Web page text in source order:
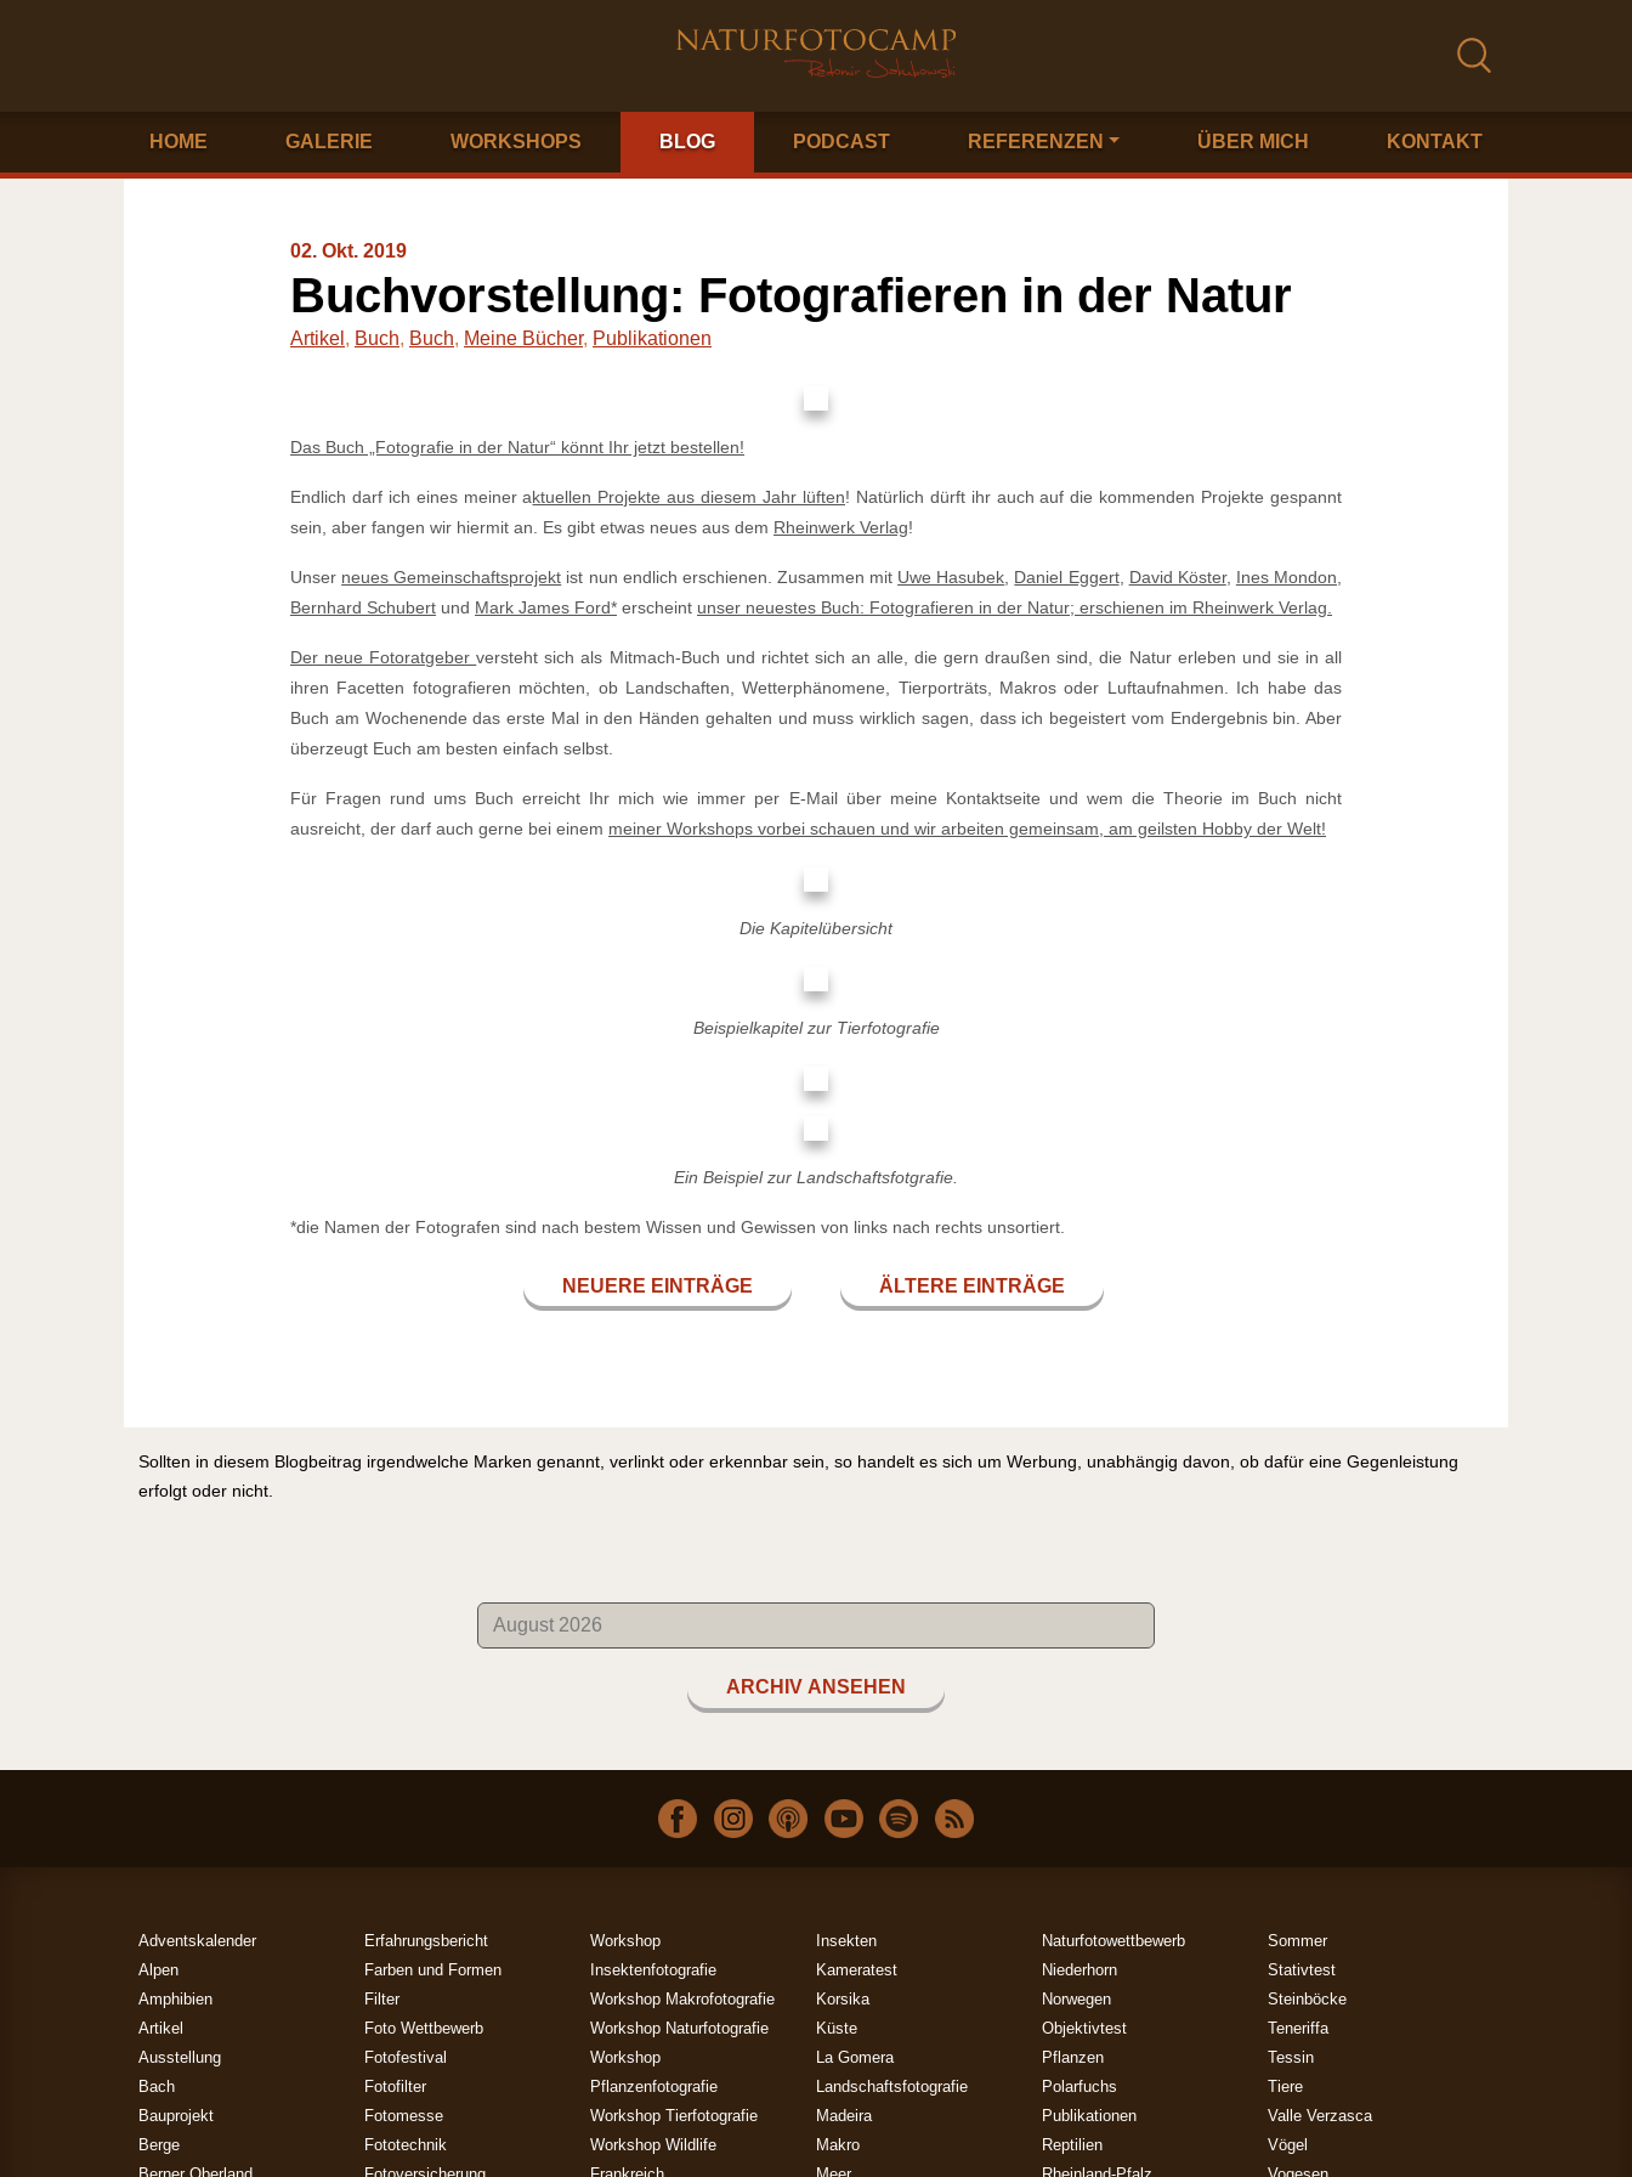
HOME GALERIE WORKSHOPS BLOG PODCAST REFERENZEN ÜBER MICH KONTAKT
02. Okt. 2019
Buchvorstellung: Fotografieren in der Natur
Artikel , Buch, Buch, Meine Bücher, Publikationen
Das Buch „Fotografie in der Natur“ könnt Ihr jetzt bestellen!
Endlich darf ich eines meiner aktuellen Projekte aus diesem Jahr lüften! Natürlich dürft ihr auch auf die kommenden Projekte gespannt
sein, aber fangen wir hiermit an. Es gibt etwas neues aus dem Rheinwerk Verlag!
Unser neues Gemeinschaftsprojekt ist nun endlich erschienen. Zusammen mit Uwe Hasubek Daniel Eggert, David Köster, Ines Mondon
Bernhard Schubert und Mark James Ford* erscheint unser neuestes Buch: Fotografieren in der Natur; erschienen im Rheinwerk Verlag.
Der neue Fotoratgeberversteht sich als Mitmach-Buch und richtet sich an alle, die gern draußen sind, die Natur erleben und sie in all
ihren Facetten fotografieren möchten, ob Landschaften, Wetterphänomene, Tierporträts, Makros oder Luftaufnahmen. Ich habe das
Buch am Wochenende das erste Mal in den Händen gehalten und muss wirklich sagen, dass ich begeistert vom Endergebnis bin. Aber
überzeugt Euch am besten einfach selbst.
Für Fragen rund ums Buch erreicht Ihr mich wie immer per E-Mail über meine Kontaktseite und wem die Theorie im Buch nicht
ausreicht, der darf auch gerne bei einem meiner Workshops vorbei schauen und wir arbeiten gemeinsam, am geilsten Hobby der Welt!
Die Kapitelübersicht
Beispielkapitel zur Tierfotografie
Ein Beispiel zur Landschaftsfotgrafie.
*die Namen der Fotografen sind nach bestem Wissen und Gewissen von links nach rechts unsortiert.
NEUERE EINTRÄGE ÄLTERE EINTRÄGE
Sollten in diesem Blogbeitrag irgendwelche Marken genannt, verlinkt oder erkennbar sein, so handelt es sich um Werbung, unabhängig davon, ob dafür eine Gegenleistung
erfolgt oder nicht.
ARCHIV ANSEHEN
Adventskalender
Alpen
Amphibien
Artikel
Ausstellung
Bach
Bauprojekt
Berge
Erfahrungsbericht
Farben und Formen
Filter
Foto Wettbewerb
Fotofestival
Fotofilter
Fotomesse
Fototechnik
Workshop
Insektenfotografie
Workshop Makrofotografie
Workshop Naturfotografie
Workshop
Pflanzenfotografie
Workshop Tierfotografie
Workshop Wildlife
Insekten
Kameratest
Korsika
Küste
La Gomera
Landschaftsfotografie
Madeira
Makro
Naturfotowettbewerb
Niederhorn
Norwegen
Objektivtest
Pflanzen
Polarfuchs
Publikationen
Reptilien
Sommer
Stativtest
Steinböcke
Teneriffa
Tessin
Tiere
Valle Verzasca
Vögel